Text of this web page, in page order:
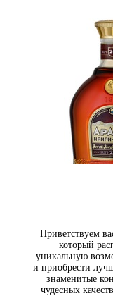
Приветствуем
который
уникальную
и приобрести
знаменитые
чудесных